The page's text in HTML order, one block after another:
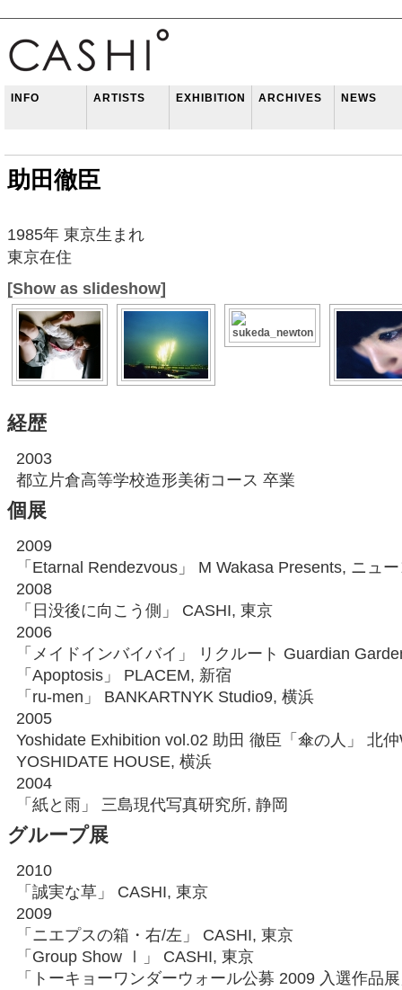
INFO ARTISTS EXHIBITION ARCHIVES NEWS
助田徹臣
1985年 東京生まれ
東京在住
[Show as slideshow]
経歴
2003
都立片倉高等学校造形美術コース 卒業
個展
2009
「Etarnal Rendezvous」 M Wakasa Presents, ニュ
2008
「日没後に向こう側」 CASHI, 東京
2006
「メイドインバイバイ」 リクルート Guardian
「Apoptosis」 PLACEM, 新宿
「ru-men」 BANKARTNYK Studio9, 横浜
2005
Yoshidate Exhibition vol.02 助田 徹臣「傘の人」 北
YOSHIDATE HOUSE, 横浜
2004
「紙と雨」 三島現代写真研究所, 静岡
グループ展
2010
「誠実な草」 CASHI, 東京
2009
「ニエプスの箱・右/左」 CASHI, 東京
「Group Show Ⅰ」 CASHI, 東京
「トーキョーワンダーウォール公募 2009 入選作品